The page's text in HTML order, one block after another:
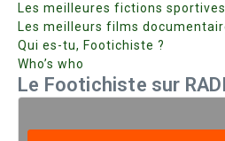
Les meilleures fictions
Les meilleurs films
Qui es-tu, Footichiste ?
Who’s who
Le Footichiste sur